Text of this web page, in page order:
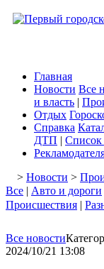
Главная
Новости Все
и власть |
Отдых
Справка
ДТП | Список
> Новости >
Все | Авто и дороги
Происшествия |
Все новости
2024/10/21 13:08